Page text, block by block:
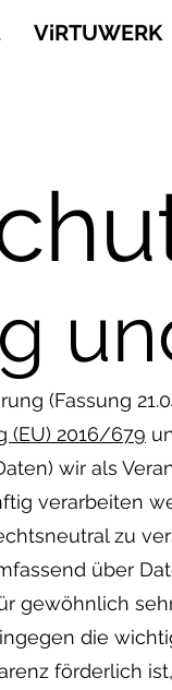
ViRTUWERK
(Fassung
(EU) 2016/679
wir als
verarbeiten
zu
über
gewöhnlich
die
förderlich